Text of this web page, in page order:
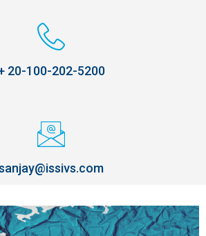
20-100-202-5200 +